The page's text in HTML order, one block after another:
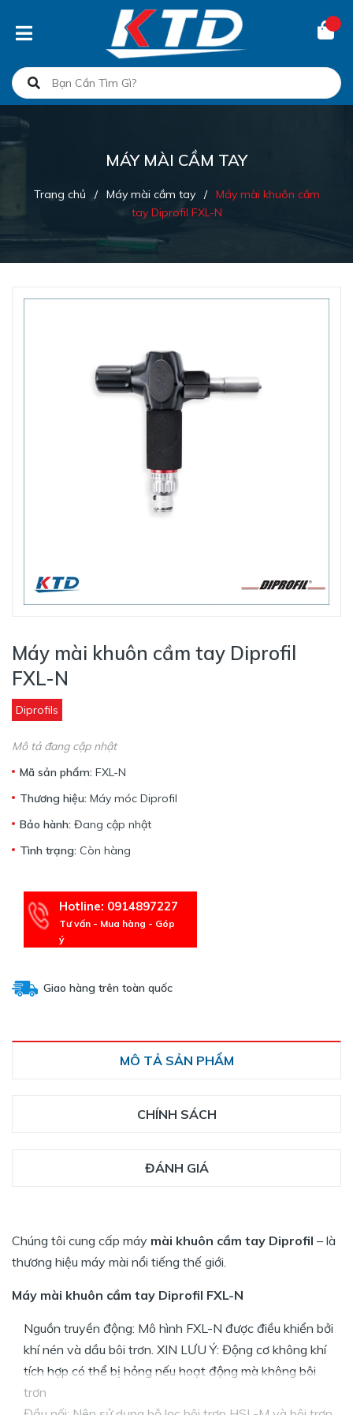
MÁY MÀI CẦM TAY
Trang chủ / Máy mài cầm tay / Máy mài khuôn cầm
tay Diprofil FXL-N
Máy mài khuôn cầm tay Diprofil
FXL-N
Diprofils
Mô tả đang cập nhật
Mã sản phẩm: FXL-N
Thương hiệu: Máy móc Diprofil
Bảo hành: Đang cập nhật
Tình trạng: Còn hàng
Hotline: 0914897227
Tư vấn - Mua hàng - Góp
ý
Giao hàng trên toàn quốc
MÔ TẢ SẢN PHẨM
CHÍNH SÁCH
ĐÁNH GIÁ
Chúng tôi cung cấp máy mài khuôn cầm tay Diprofil – là
thương hiệu máy mài nổi tiếng thế giới.
Máy mài khuôn cầm tay Diprofil FXL-N
Nguồn truyền động: Mô hình FXL-N được điều khiển bởi
khí nén và dầu bôi trơn. XIN LƯU Ý: Động cơ không khí
tích hợp có thể bị hỏng nếu hoạt động mà không bôi
trơn